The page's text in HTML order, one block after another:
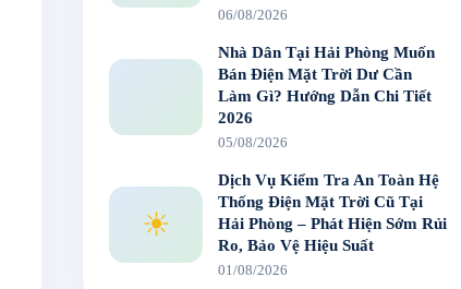
06/08/2026
Nhà Dân Tại Hải Phòng Muốn
Bán Điện Mặt Trời Dư Cần
Làm Gì? Hướng Dẫn Chi Tiết
2026
05/08/2026
☀
Dịch Vụ Kiểm Tra An Toàn Hệ
Thống Điện Mặt Trời Cũ Tại
Hải Phòng – Phát Hiện Sớm Rủi
Ro, Bảo Vệ Hiệu Suất
01/08/2026